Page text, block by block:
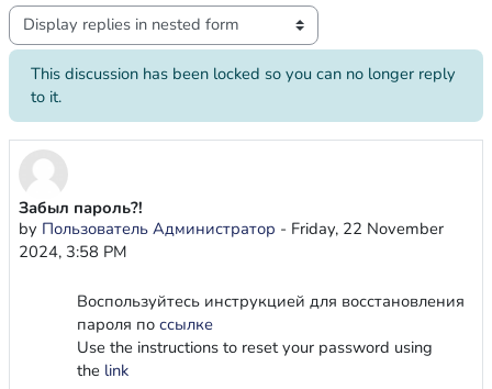
Display mode
This discussion has been locked so you can no longer reply
to it.
Забыл пароль?!
by Пользователь Администратор - Friday, 22 November
2024, 3:58 PM
Number of replies: 0
Воспользуйтесь инструкцией для восстановления
пароля по ссылке
Use the instructions to reset your password using
the link